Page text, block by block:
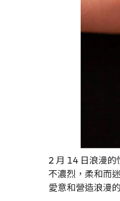
2 月 14 日浪漫
不濃烈，柔和而
愛意和營造浪漫